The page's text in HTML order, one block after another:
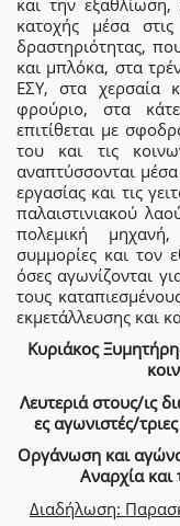
κατοχής μέσα
δραστηριότητας,
και μπλόκα, στα
ΕΣΥ, στα χερσαία
φρούριο, στα
επιτίθεται με
του και τις
αναπτύσσονται
εργασίας και τις
παλαιστινιακού
πολεμική
συμμορίες και τον
όσες αγωνίζονται
τους
εκμετάλλευσης και
Κυριάκος
Λευτεριά στους/ις
ες αγωνιστές/
Οργάνωση και
Αναρχία και
Διαδήλωση: